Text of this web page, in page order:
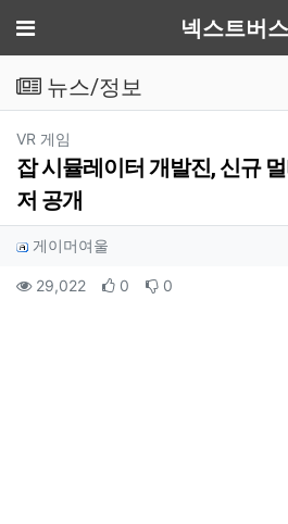
메뉴 넥스트버스
뉴스/정보
VR 게임
잡 시뮬레이터 개발진, 신규
저 공개
작성자 정보
게이머여울
컨텐츠 정보
29,022조회 0 추천 0